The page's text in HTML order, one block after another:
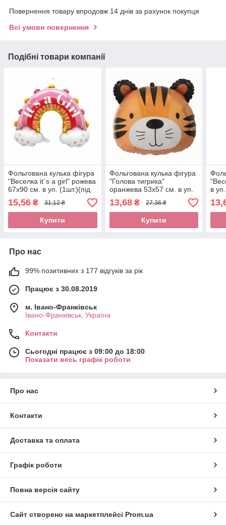
Повернення товару впродовж 14 днів за рахунок покупця
Всі умови повернення
Подібні товари компанії
Фольгована кулька фігура
"Веселка it`s a girl" рожева
67х90 см. в уп. (1шт.)(під
повітря)
15,56 ₴ 31,12 ₴
Купити
Фольгована кулька фігура
"Голова тигрика"
оранжева 53х57 см. в уп.
(1шт.)
13,68₴ 27,36 ₴
Купити
в
Про нас
99% позитивних з 177 відгуків за рік
Працює з 30.08.2019
м. Івано-Франківськ
Івано-Франківськ, Україна
Контакти
Сьогодні працює з 09:00 до 18:00
Показати весь графік роботи
Про нас
Контакти
Доставка та оплата
Графік роботи
Повна версія сайту
Сайт створено на маркетплейсі Prom.ua